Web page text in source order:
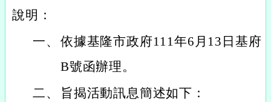
說明：
一、 依據基隆市政府111年6月13日基府
B號函辦理。
二、
旨揭活動訊息簡述如下：